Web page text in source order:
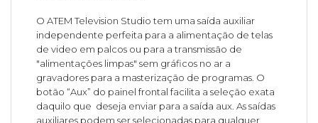
O ATEM Television Studio tem uma saída auxiliar
independente perfeita para a alimentação de telas
de video em palcos ou para a transmissão de
"alimentações limpas" sem gráficos no ar a
gravadores para a masterização de programas. O
botão “Aux” do painel frontal facilita a seleção exata
daquilo que deseja enviar para a saída aux. As saídas
auxiliares podem ser selecionadas para qualquer